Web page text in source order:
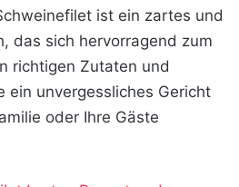
ist ein zartes und
das sich hervorragend zum
richtigen Zutaten und
ein unvergessliches Gericht
oder Ihre Gäste